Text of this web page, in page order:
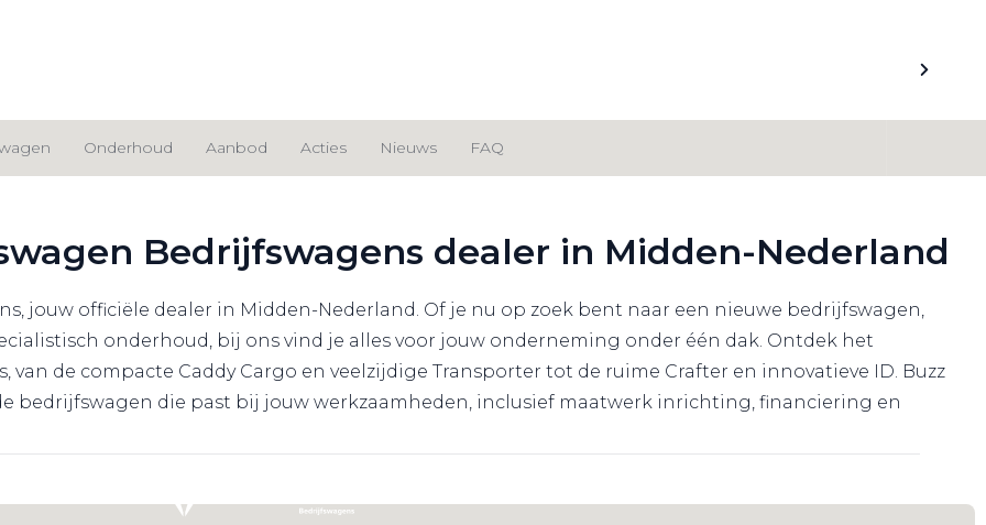
Onderhoud Aanbod Acties Nieuws FAQ
Bedrijfswagens dealer in Midden-Nederland
jouw officiële dealer in Midden-Nederland. Of je nu op zoek bent naar een nieuwe bedrijfswagen,
onderhoud, bij ons vind je alles voor jouw onderneming onder één dak. Ontdek het
de compacte Caddy Cargo en veelzijdige Transporter tot de ruime Crafter en innovatieve ID. Buzz
bedrijfswagen die past bij jouw werkzaamheden, inclusief maatwerk inrichting, financiering en